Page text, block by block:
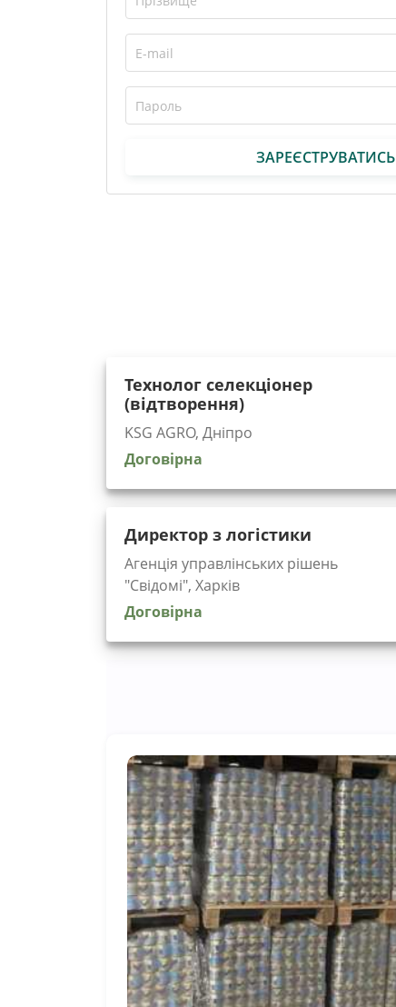
ЗАРЕЄСТРУВАТИСЬ
Технолог селекціонер
(відтворення)
KSG AGRO, Дніпро
Договірна
Директор з логістики
Агенція управлінських рішень
"Cвідомі", Харків
Договірна